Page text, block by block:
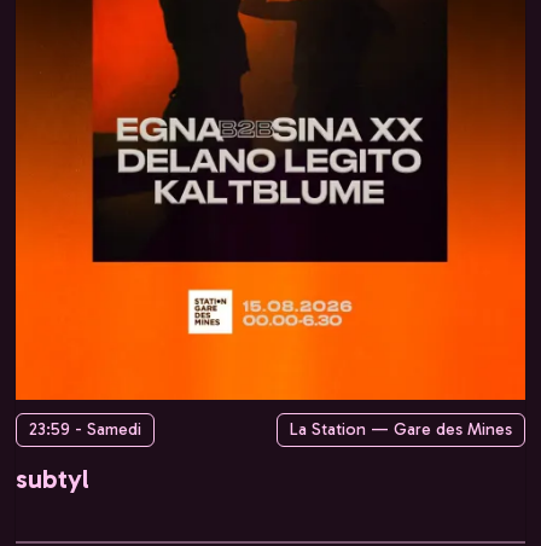
23:59 - Samedi La Station — Gare des Mines
subtyl